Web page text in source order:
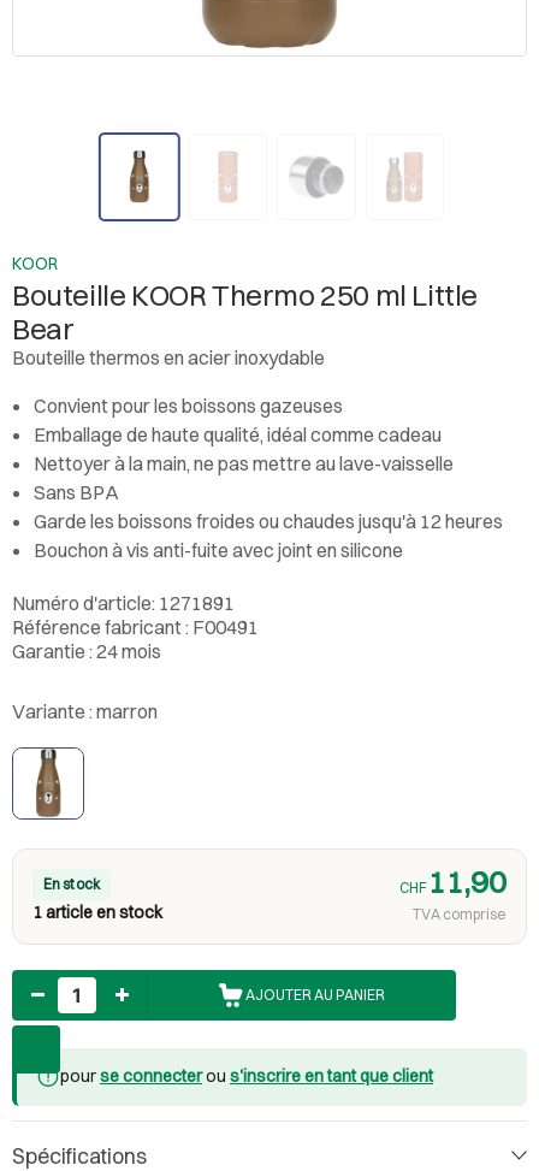
KOOR
Bouteille KOOR Thermo 250 ml Little
Bear
Bouteille thermos en acier inoxydable
Convient pour les boissons gazeuses
Emballage de haute qualité, idéal comme cadeau
Nettoyer à la main, ne pas mettre au lave-vaisselle
Sans BPA
Garde les boissons froides ou chaudes jusqu'à 12 heures
Bouchon à vis anti-fuite avec joint en silicone
Numéro d'article: 1271891
Référence fabricant : F00491
Garantie : 24 mois
Variante : marron
En stock
1 article en stock
CHF 11,90
TVA comprise
Nombre
AJOUTER AU PANIER
pourse connecterou s'inscrire en tant que client
Spécifications